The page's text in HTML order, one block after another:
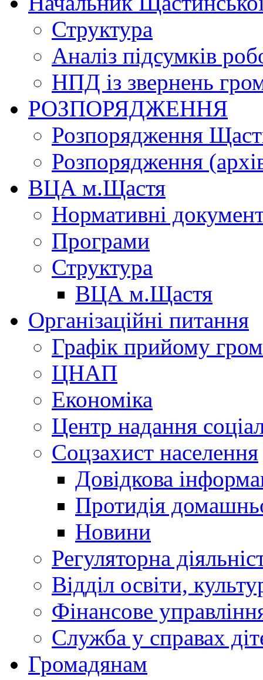
Структура
Аналіз підсумків
НПД із звернень
РОЗПОРЯДЖЕННЯ
Розпорядження
Розпорядження
ВЦА м.Щастя
Нормативні
Програми
Структура
ВЦА м.Щастя
Організаційні питання
Графік прийому
ЦНАП
Економіка
Центр надання
Соцзахист населення
Довідкова
Протидія
Новини
Регуляторна
Відділ освіти,
Фінансове
Служба у справах
Громадянам